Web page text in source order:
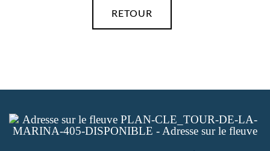
RETOUR